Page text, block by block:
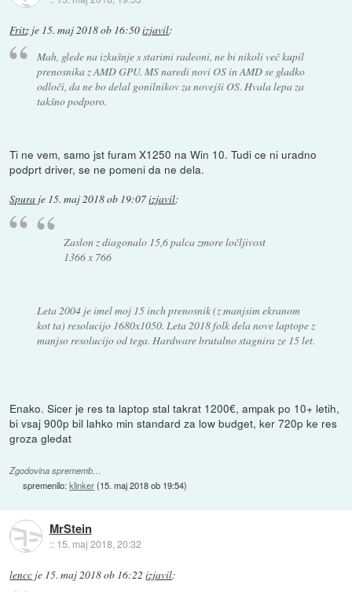
Fritz je 15. maj 2018 ob 16:50izjavil:
Mah, glede na izkušnje s starimi radeoni, ne bi nikoli več kupil
prenosnika z AMD GPU. MS naredi novi OS in AMD se gladko
odloči, da ne bo delal gonilnikov za novejši OS. Hvala lepa za
takšno podporo.
Ti ne vem, samo jst furam X1250 na Win 10. Tudi ce ni uradno
podprt driver, se ne pomeni da ne dela.
Spura je 15. maj 2018 ob 19:07izjavil:
Zaslon z diagonalo 15,6 palca zmore ločljivost
1366 x 766
Leta 2004 je imel moj 15 inch prenosnik (z manjsim ekranom
kot ta) resolucijo 1680x1050. Leta 2018 folk dela nove laptope z
manjso resolucijo od tega. Hardware brutalno stagnira ze 15 let.
Enako. Sicer je res ta laptop stal takrat 1200€, ampak po 10+ letih,
bi vsaj 900p bil lahko min standard za low budget, ker 720p ke res
groza gledat
Zgodovina sprememb…
spremenilo:klinker(15. maj 2018 ob 19:54)
MrStein
:: 15. maj 2018, 20:32
lencc je 15. maj 2018 ob 16:22 izjavil: